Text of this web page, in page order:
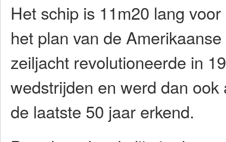
Het schip is 11m20 lang
het plan van de
zeiljacht revolutioneerde in
wedstrijden en werd dan
de laatste 50 jaar erkend.